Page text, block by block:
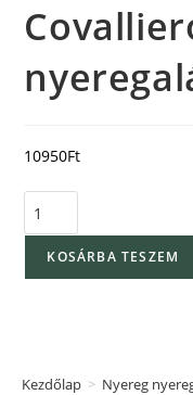
10950Ft
KOSÁRBA TESZEM
Kezdőlap > Nyereg